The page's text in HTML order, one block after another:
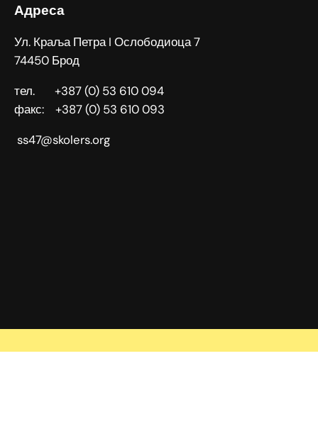
Адреса
Ул. Краља Петра I Ослободиоца 7
74450 Брод
тел. +387 (0) 53 610 094
факс: +387 (0) 53 610 093
ss47@skolers.org